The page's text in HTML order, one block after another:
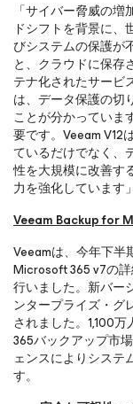
「サイバー脅威の
ドシフトを背景に
びシステムの保護が
と、クラウドに保存
テナ化されたサービ
は、データ保護の切
ことが分かっていま
要です。Veeam V12
ているだけでなく、
性を大規模に改善す
力を強化しています」
Veeam Backupfor
Veeamは、今年下半
Microsoft 365v7の
行いました。新バー
ンタープライズ・グ
されました。1,100
365バックアップ市
ェンスによりシステ
す。